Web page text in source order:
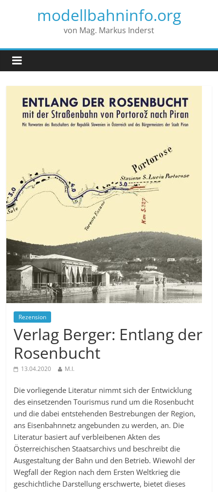
modellbahninfo.org
von Mag. Markus Inderst
Rezension
Verlag Berger: Entlang der
Rosenbucht
13.04.2020 M.I.
Die vorliegende Literatur nimmt sich der Entwicklung
des einsetzenden Tourismus rund um die Rosenbucht
und die dabei entstehenden Bestrebungen der Region,
ans Eisenbahnnetz angebunden zu werden, an. Die
Literatur basiert auf verbleibenen Akten des
Österreichischen Staatsarchivs und beschreibt die
Ausgestaltung der Bahn und den Betrieb. Wiewohl der
Wegfall der Region nach dem Ersten Weltkrieg die
geschichtliche Darstellung erschwerte, bietet dieses